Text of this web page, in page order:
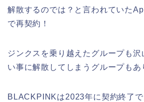
解散するのでは？と言われていた
で再契約！
ジンクスを乗り越えたグループも沢
い事に解散してしまうグループもあ
BLACKPINKは2023年に契約終了